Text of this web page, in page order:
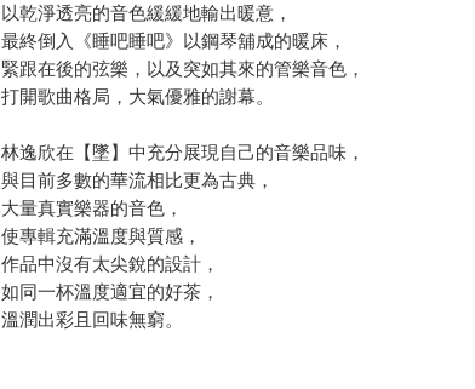
以乾淨透亮的音色緩緩地輸出暖意，
最終倒入《睡吧睡吧》以鋼琴舖成的暖床，
緊跟在後的弦樂，以及突如其來的管樂音色，
打開歌曲格局，大氣優雅的謝幕。
林逸欣在【墜】中充分展現自己的音樂品味，
與目前多數的華流相比更為古典，
大量真實樂器的音色，
使專輯充滿溫度與質感，
作品中沒有太尖銳的設計，
如同一杯溫度適宜的好茶，
溫潤出彩且回味無窮。